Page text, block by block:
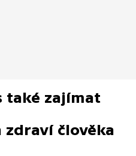
také zajímat
zdraví člověka